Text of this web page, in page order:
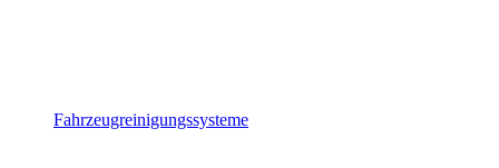
Fahrzeugreinigungssysteme